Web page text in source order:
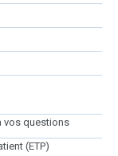
vos questions
(ETP)